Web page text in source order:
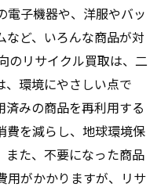
電子機器や、洋服やバッ
など、いろんな商品が対
のリサイクル買取は、二
、環境にやさしい点で
済みの商品を再利用する
費を減らし、地球環境保
また、不要になった商品
用がかかりますが、リサ